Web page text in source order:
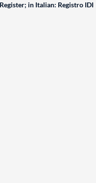
in Italian: Registro IDI